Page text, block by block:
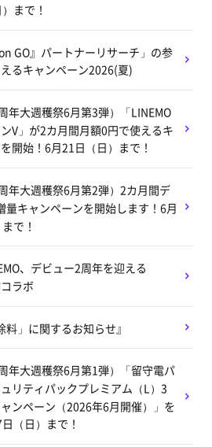
まで！
GO』パートナーリサーチ」の参
るキャンペーン2026(夏)
周年大週穫祭6月第3弾）「LINEMO
V」が2カ月間月額0円で使えるキ
開始！6月21日（日）まで！
周年大週穫祭6月第2弾）2カ月間デ
量キャンペーンを開始します！6月
で！
、デビュー2周年を迎える
ラボ
料」に関するお知らせ』
周年大週穫祭6月第1弾）「留守電パ
リティパックプレミアム（L）3
ンペーン（2026年6月開催）」を
（日）まで！